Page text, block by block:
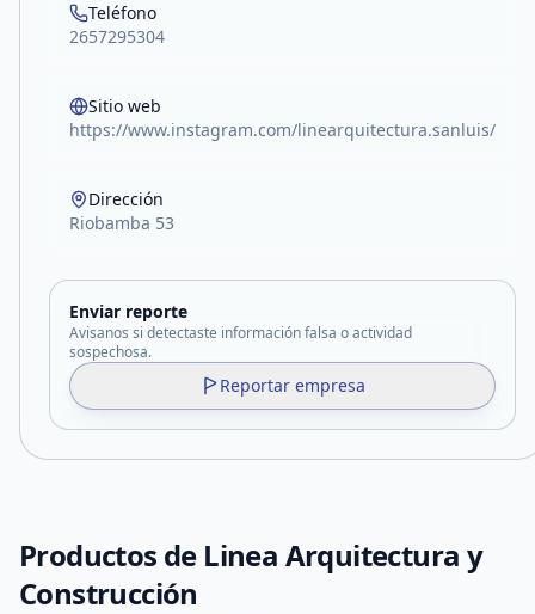
Teléfono
2657295304
Sitio web
https://www.instagram.com/linearquitectura.sanluis/
Dirección
Riobamba 53
Enviar reporte
Avisanos si detectaste información falsa o actividad
sospechosa.
Reportar empresa
Productos de Linea Arquitectura y
Construcción